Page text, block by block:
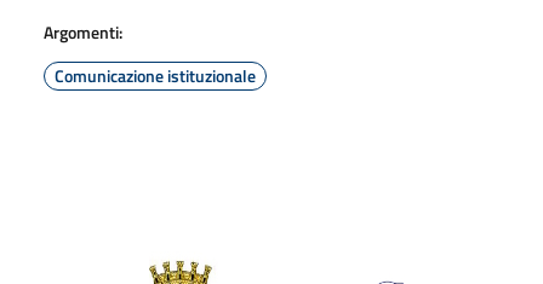
Argomenti:
Comunicazione istituzionale